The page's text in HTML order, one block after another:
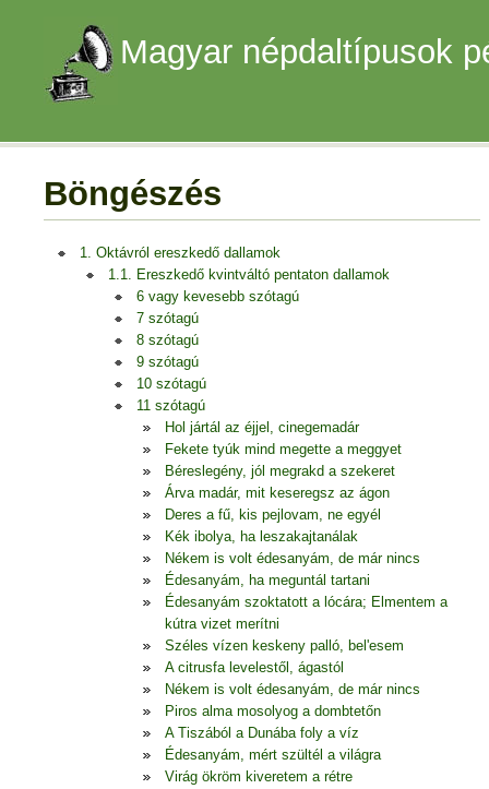
Magyar népdaltípusok
Böngészés
1. Oktávról ereszkedő dallamok
1.1. Ereszkedő kvintváltó pentaton dallamok
6 vagy kevesebb szótagú
7 szótagú
8 szótagú
9 szótagú
10 szótagú
11 szótagú
Hol jártál az éjjel, cinegemadár
Fekete tyúk mind megette a meggyet
Béreslegény, jól megrakd a szekeret
Árva madár, mit keseregsz az ágon
Deres a fű, kis pejlovam, ne egyél
Kék ibolya, ha leszakajtanálak
Nékem is volt édesanyám, de már nincs
Édesanyám, ha meguntál tartani
Édesanyám szoktatott a lócára; Elmentem a
kútra vizet merítni
Széles vízen keskeny palló, bel'esem
A citrusfa levelestől, ágastól
Nékem is volt édesanyám, de már nincs
Piros alma mosolyog a dombtetőn
A Tiszából a Dunába foly a víz
Édesanyám, mért szültél a világra
Virág ökröm kiveretem a rétre